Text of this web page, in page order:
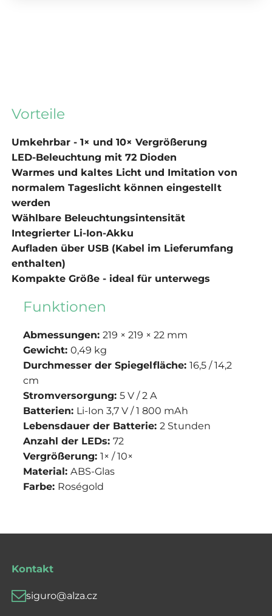
Vorteile
Umkehrbar - 1× und 10× Vergrößerung
LED-Beleuchtung mit 72 Dioden
Warmes und kaltes Licht und Imitation von
normalem Tageslicht können eingestellt
werden
Wählbare Beleuchtungsintensität
Integrierter Li-Ion-Akku
Aufladen über USB (Kabel im Lieferumfang
enthalten)
Kompakte Größe - ideal für unterwegs
Funktionen
Abmessungen: 219 × 219 × 22 mm
Gewicht: 0,49 kg
Durchmesser der Spiegelfläche: 16,5 / 14,2
cm
Stromversorgung: 5 V / 2 A
Batterien: Li-Ion 3,7 V / 1 800 mAh
Lebensdauer der Batterie: 2 Stunden
Anzahl der LEDs: 72
Vergrößerung: 1× / 10×
Material: ABS-Glas
Farbe: Roségold
Kontakt
siguro@alza.cz